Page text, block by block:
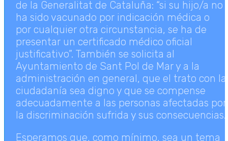
de la Generalitat de Cataluña: “si su hijo/a no
ha sido vacunado por indicación médica o
por cualquier otra circunstancia, se ha de
presentar un certificado médico oficial
justificativo”. También se solicita al
Ayuntamiento de Sant Pol de Mar y a la
administración en general, que el trato con la
ciudadanía sea digno y que se compense
adecuadamente a las personas afectadas por
la discriminación sufrida y sus consecuencias.
Esperamos que, como mínimo, sea un tema